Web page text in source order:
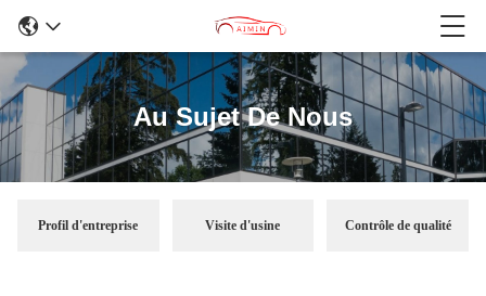
Au Sujet De Nous
Profil d'entreprise Visite d'usine Contrôle de qualité